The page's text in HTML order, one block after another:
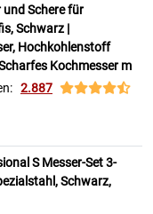
Schere für
Schwarz |
Hochkohlenstoff
Kochmesser m
2.887
S Messer-Set 3-
Schwarz,